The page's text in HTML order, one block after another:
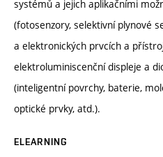
systémů a jejich aplikačními
(fotosenzory, selektivní plynové
a elektronických prvcích a
elektroluminiscenční displeje a
(inteligentní povrchy, baterie,
optické prvky, atd.).
ELEARNING